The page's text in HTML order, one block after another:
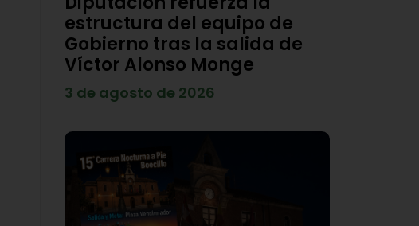
estructura del equipo de
Gobierno tras la salida de
Víctor Alonso Monge
3 de agosto de 2026